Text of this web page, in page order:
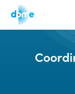
content